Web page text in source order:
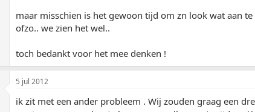
maar misschien is het gewoon tijd om zn look wat aan
ofzo.. we zien het wel..
toch bedankt voor het mee denken !
5 jul 2012
ik zit met een ander probleem . Wij zouden graag een